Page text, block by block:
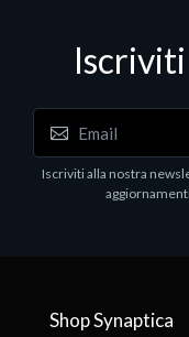
Software - Office
MS OFFICE H&S
Iscriviti alla nostra
Shop Synaptica